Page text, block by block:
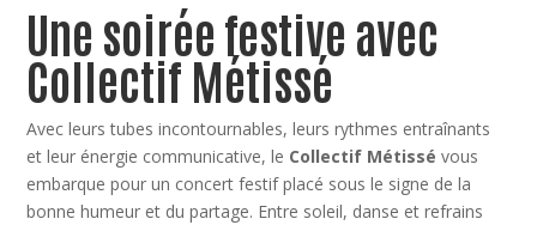
Une soirée festive avec
Collectif Métissé
Avec leurs tubes incontournables, leurs rythmes entraînants
et leur énergie communicative, le Collectif Métissé vous
embarque pour un concert festif placé sous le signe de la
bonne humeur et du partage. Entre soleil, danse et refrains